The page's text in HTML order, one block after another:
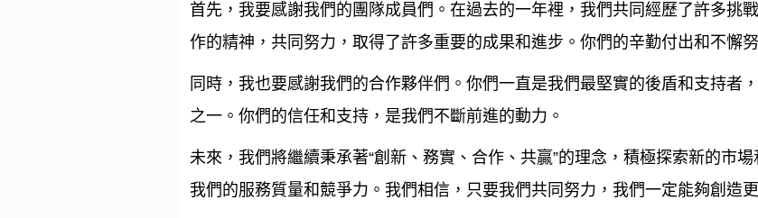
首先，我要感謝我們的團隊成員們。在過去的一年裡，我們共同經歷了許多挑
作的精神，共同努力，取得了許多重要的成果和進步。你們的辛勤付出和不懈
同時，我也要感謝我們的合作夥伴們。你們一直是我們最堅實的後盾和支持者
之一。你們的信任和支持，是我們不斷前進的動力。
未來，我們將繼續秉承著“創新、務實、合作、共贏”的理念，積極探索新的市
我們的服務質量和競爭力。我們相信，只要我們共同努力，我們一定能夠創造